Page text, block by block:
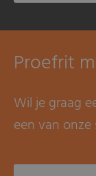
Proefrit
Wil je graag
een van